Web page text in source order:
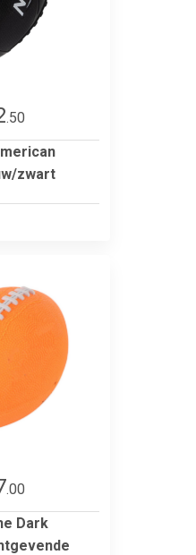
.50
zwart
.00
Dark